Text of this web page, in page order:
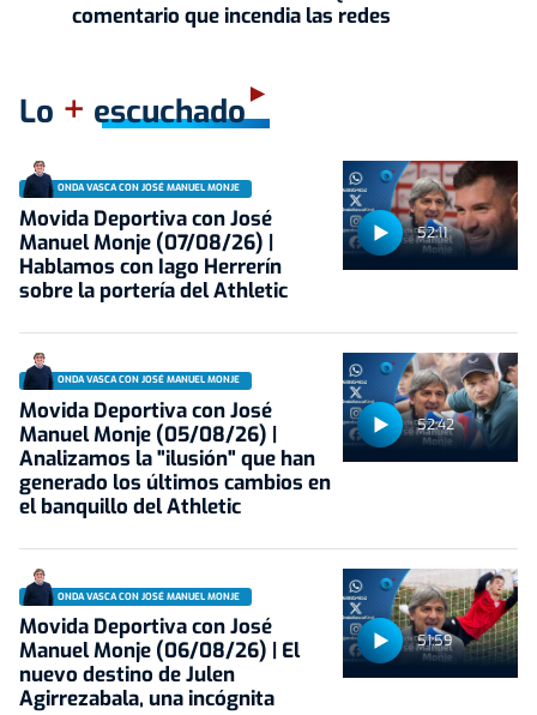
comentario que incendia las redes
Lo + escuchado
52:11
ONDA VASCA CON JOSÉ MANUEL MONJE
Movida Deportiva con José
Manuel Monje (07/08/26) |
Hablamos con Iago Herrerín
sobre la portería del Athletic
52:42
ONDA VASCA CON JOSÉ MANUEL MONJE
Movida Deportiva con José
Manuel Monje (05/08/26) |
Analizamos la "ilusión" que han
generado los últimos cambios en
el banquillo del Athletic
51:59
ONDA VASCA CON JOSÉ MANUEL MONJE
Movida Deportiva con José
Manuel Monje (06/08/26) | El
nuevo destino de Julen
Agirrezabala, una incógnita